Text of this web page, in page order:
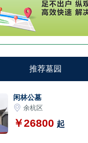
推荐墓园
闲林公墓
余杭区
￥26800 起